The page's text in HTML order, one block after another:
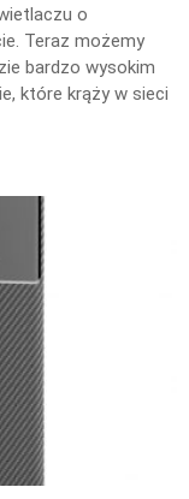
o
Teraz możemy
bardzo wysokim
które krąży w sieci